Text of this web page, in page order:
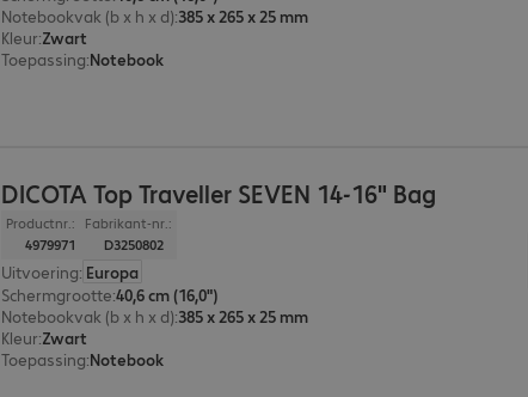
Notebookvak (b x h x d):385 x 265 x 25 mm
Kleur:Zwart
Toepassing:Notebook
DICOTA Top Traveller SEVEN 14-16" Bag
Productnr.:
4979971
Fabrikant-nr.:
D3250802
Uitvoering: Europa
Schermgrootte:40,6 cm (16,0")
Notebookvak (b x h x d):385 x 265 x 25 mm
Kleur:Zwart
Toepassing:Notebook